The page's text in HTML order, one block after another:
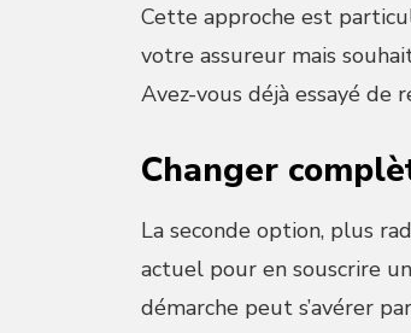
Cette approche est
votre assureur mais
Avez-vous déjà essayé de
Changer
La seconde option, plus
actuel pour en souscrire
démarche peut s’avérer